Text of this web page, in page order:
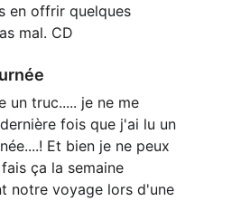
en offrir quelques
mal. CD
un truc..... je ne me
fois que j'ai lu un
Et bien je ne peux
ça la semaine
notre voyage lors d'une